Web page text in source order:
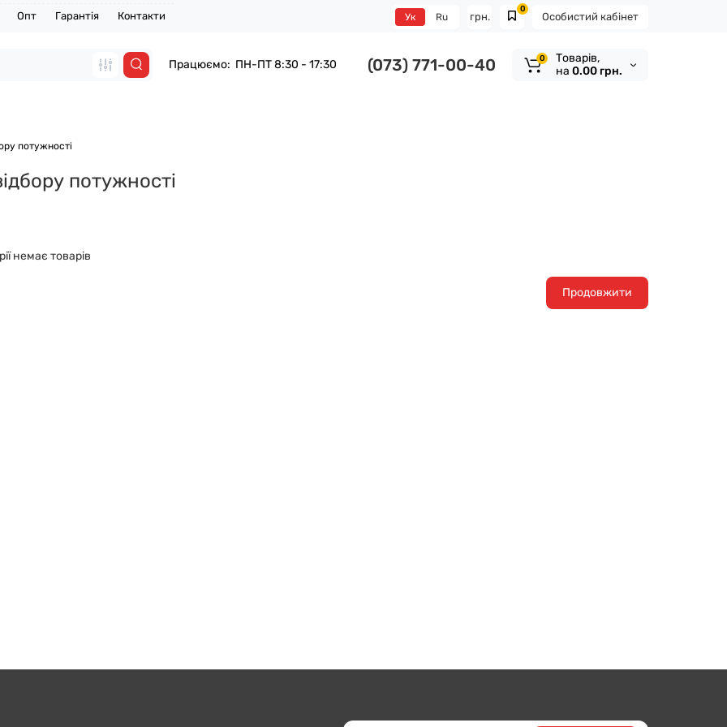
Опт Гарантія Контакти Особистий кабінет
0
грн.
Ук Ru
Працюємо: ПН-ПТ 8:30 - 17:30 (073) 771-00-40 0
Tоварів,
на 0.00 грн.
потужності
потужності
немає товарів
Продовжити